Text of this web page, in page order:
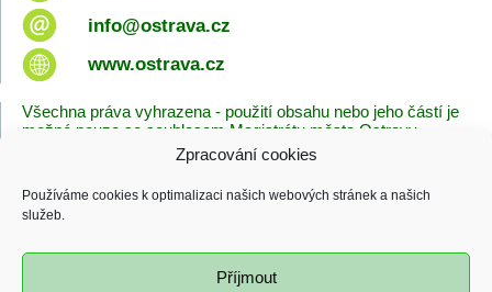
Zpracování cookies
Používáme cookies k optimalizaci našich webových stránek a našich
služeb.
Příjmout
info@ostrava.cz
www.ostrava.cz
Všechna práva vyhrazena - použití obsahu nebo jeho částí je
možné pouze se souhlasem Magistrátu města Ostravy.
Zásady cookies
Poslední změna